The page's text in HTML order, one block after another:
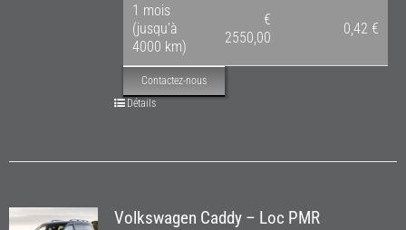
1 mois
(jusqu’à
4000 km)
€
2550,00
0,42 €
Contactez-nous
Détails
Volkswagen Caddy – Loc PMR